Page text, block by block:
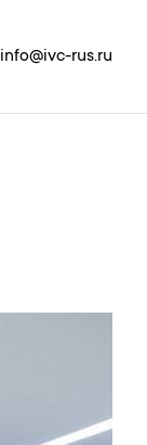
info@ivc-rus.ru